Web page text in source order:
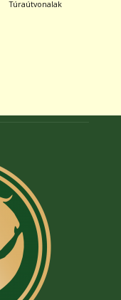
Túraútvonalak